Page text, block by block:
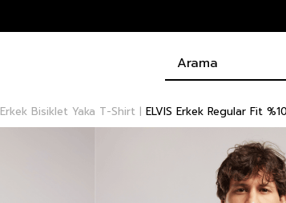
Erkek Bisiklet Yaka T-Shirt ELVIS Erkek Regular Fit